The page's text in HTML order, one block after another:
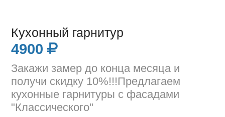
Кухонный гарнитур
4900
Закажи замер до конца месяца и
получи скидку 10%!!!Предлагаем
кухонные гарнитуры с фасадами
"Классического"